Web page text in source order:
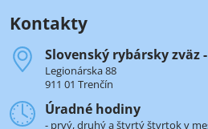
Kontakty
Slovenský rybársky zväz
Legionárska 88
911 01 Trenčín
Úradné hodiny
- prvý, druhý a štvrtý štvrtok v